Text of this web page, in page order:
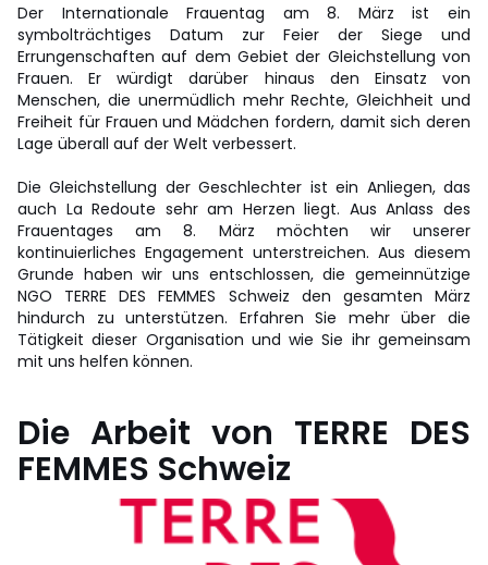
Der Internationale Frauentag am 8. März ist ein
symbolträchtiges Datum zur Feier der Siege und
Errungenschaften auf dem Gebiet der Gleichstellung von
Frauen. Er würdigt darüber hinaus den Einsatz von
Menschen, die unermüdlich mehr Rechte, Gleichheit und
Freiheit für Frauen und Mädchen fordern, damit sich deren
Lage überall auf der Welt verbessert.
Die Gleichstellung der Geschlechter ist ein Anliegen, das
auch La Redoute sehr am Herzen liegt. Aus Anlass des
Frauentages am 8. März möchten wir unserer
kontinuierliches Engagement unterstreichen. Aus diesem
Grunde haben wir uns entschlossen, die gemeinnützige
NGO TERRE DES FEMMES Schweiz den gesamten März
hindurch zu unterstützen. Erfahren Sie mehr über die
Tätigkeit dieser Organisation und wie Sie ihr gemeinsam
mit uns helfen können.
Die Arbeit von TERRE DES
FEMMES Schweiz